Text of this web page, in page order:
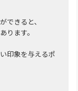
できると、
ります。
印象を与えるポ